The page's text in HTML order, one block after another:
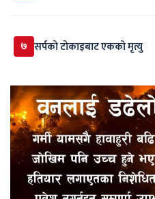
७ सर्पकाे टाेकाइबाट एकको मृत्यु